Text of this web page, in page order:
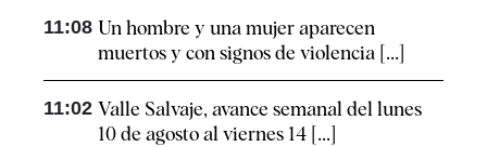
11:08 Un hombre y una mujer aparecen
muertos y con signos de violencia [...]
11:02 Valle Salvaje, avance semanal del lunes
10 de agosto al viernes 14 [...]